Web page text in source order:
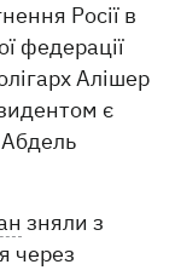
Росії в
федерації
Алішер
є
зняли з
через